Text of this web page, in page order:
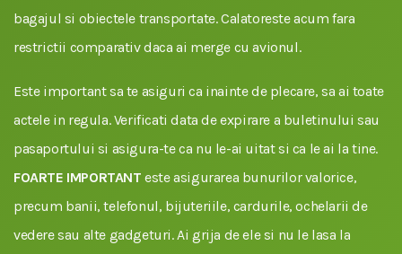
bagajul si obiectele transportate. Calatoreste acum fara
restrictii comparativ daca ai merge cu avionul.
Este important sa te asiguri ca inainte de plecare, sa ai toate
actele in regula. Verificati data de expirare a buletinului sau
pasaportului si asigura-te ca nu le-ai uitat si ca le ai la tine.
FOARTE IMPORTANT este asigurarea bunurilor valorice,
precum banii, telefonul, bijuteriile, cardurile, ochelarii de
vedere sau alte gadgeturi. Ai grija de ele si nu le lasa la